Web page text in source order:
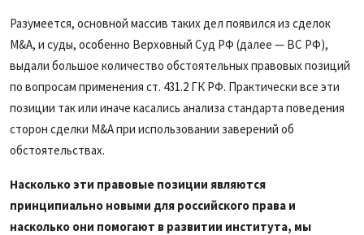
Разумеется, основной массив таких дел появился из сделок
M&A, и суды, особенно Верховный Суд РФ (далее — ВС РФ),
выдали большое количество обстоятельных правовых позиций
по вопросам применения ст. 431.2 ГК РФ. Практически все эти
позиции так или иначе касались анализа стандарта поведения
сторон сделки M&A при использовании заверений об
обстоятельствах.
Насколько эти правовые позиции являются
принципиально новыми для российского права и
насколько они помогают в развитии института, мы